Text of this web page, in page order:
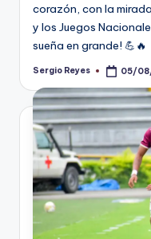
corazón, con la
y los Juegos
sueña en grande! 💪🔥
Publicado
Sergio Reyes 05/